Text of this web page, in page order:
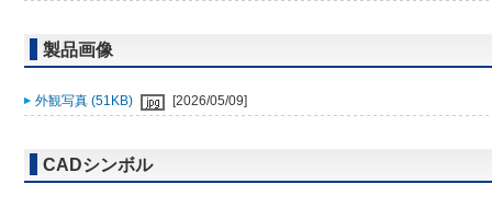
製品画像
外観写真 (51KB) [2026/05/09]
CADシンボル